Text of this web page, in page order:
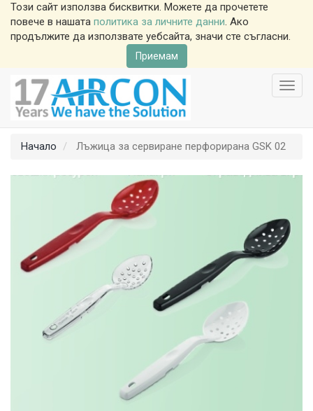
Този сайт използва бисквитки. Можете да прочетете
повече в нашата политика за личните данни. Ако
продължите да използвате уебсайта, значи сте съгласни.
Приемам
Начало Лъжица за сервиране перфорирана GSK 02